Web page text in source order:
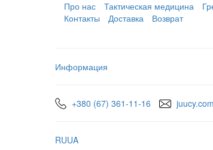
Про нас Тактическая медицина
Контакты
Доставка Возврат
Информация
+380 (67) 361-11-16
RUUA